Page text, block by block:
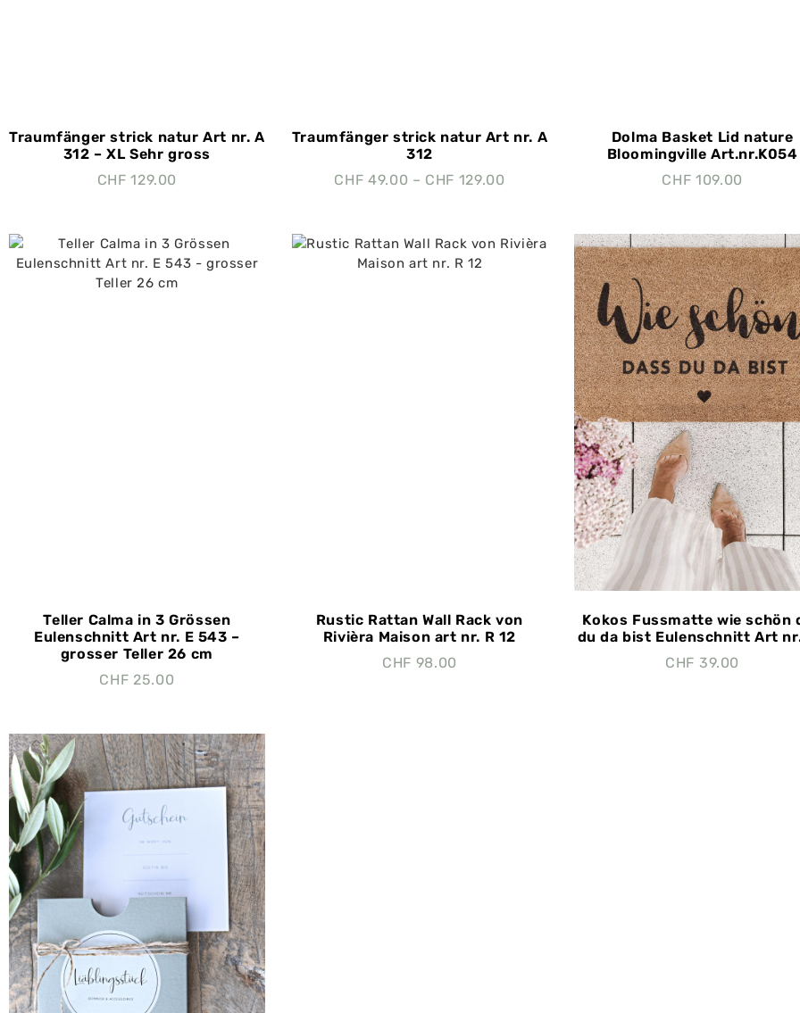
Traumfänger strick natur Art nr. A
312 – XL Sehr gross
CHF 129.00
Traumfänger strick natur Art nr. A
312
CHF 49.00 – CHF 129.00
Dolma Basket Lid nature
Bloomingville Art.nr.K054
CHF 109.00
Teller Calma in 3 Grössen
Eulenschnitt Art nr. E 543 –
grosser Teller 26 cm
CHF 25.00
Rustic Rattan Wall Rack von
Rivièra Maison art nr. R 12
CHF 98.00
Kokos Fussmatte wie schön
du da bist Eulenschnitt Art
CHF 39.00